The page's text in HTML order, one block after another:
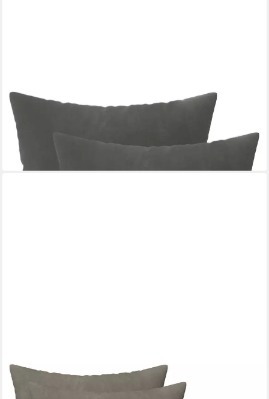
VIDAXL
Kissenbezug Kissenbezug 2 pcs HEERLEN Dunkelgrau 30 x 30
cm Samt
30 x 30 cm
11,99 €
in 5-6 Werktagen bei dir
VIDAXL
Kissenbezug Kissenbezug 6 pcs HEERLEN Hellgrau 40 x 40 cm
Samt